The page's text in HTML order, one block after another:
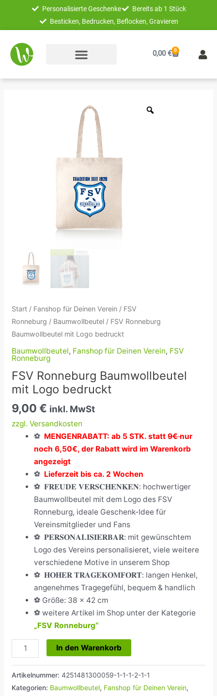
springen
Personalisierte Geschenke
Bereits ab 1 Stück
Besticken, Bedrucken, Beflocken, Gravieren
0,00€ 0
Warenkorb
Start/ Fanshop für Deinen Verein/ FSV
Ronneburg / Baumwollbeutel/ FSV Ronneburg
Baumwollbeutel mit Logo bedruckt
Baumwollbeutel, Fanshop für Deinen Verein, FSV
Ronneburg
FSV Ronneburg Baumwollbeutel
mit Logo bedruckt
9,00 € inkl. MwSt
zzgl. Versandkosten
⚽ MENGENRABATT: ab 5 STK. statt9€nur
noch 6,50€, der Rabatt wird im Warenkorb
angezeigt
⚽ Lieferzeit bis ca. 2 Wochen
⚽ 𝐅𝐑𝐄𝐔𝐃𝐄 𝐕𝐄𝐑𝐒𝐂𝐇𝐄𝐍𝐊𝐄𝐍: hochwertiger
Baumwollbeutel mit dem Logo des FSV
Ronneburg, ideale Geschenk-Idee für
Vereinsmitglieder und Fans
⚽ 𝐏𝐄𝐑𝐒𝐎𝐍𝐀𝐋𝐈𝐒𝐈𝐄𝐑𝐁𝐀𝐑: mit gewünschtem
Logo des Vereins personalisieret, viele weitere
verschiedene Motive in unserem Shop
⚽ 𝐇𝐎𝐇𝐄𝐑 𝐓𝐑𝐀𝐆𝐄𝐊𝐎𝐌𝐅𝐎𝐑𝐓: langen Henkel,
angenehmes Tragegefühl, bequem & handlich
⚽ Größe: 38 x 42 cm
⚽ weitere Artikel im Shop unter der Kategorie
„FSV Ronneburg“
In den Warenkorb
Artikelnummer: 4251481300059-1-1-1-2-1-1
Kategorien: Baumwollbeutel, Fanshop für Deinen Verein,